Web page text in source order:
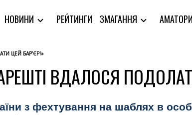
НОВИНИ РЕЙТИНГИ ЗМАГАННЯ АМАТОРИ
ЦЕЙ БАР’ЄР!»
ВДАЛОСЯ
з фехтування на шаблях в